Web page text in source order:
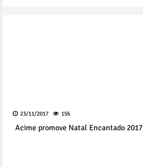
23/11/2017 156
Acime promove Natal Encantado 2017